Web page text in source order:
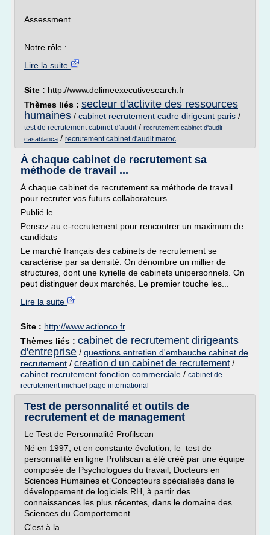
Assessment
Notre rôle :...
Lire la suite
Site : http://www.delimeexecutivesearch.fr
Thèmes liés : secteur d'activite des ressources
humaines / cabinet recrutement cadre dirigeant paris /
test de recrutement cabinet d'audit/ recrutement cabinet d'audit
casablanca / recrutement cabinet d'audit maroc
À chaque cabinet de recrutement sa
méthode de travail ...
À chaque cabinet de recrutement sa méthode de travail
pour recruter vos futurs collaborateurs
Publié le
Pensez au e-recrutement pour rencontrer un maximum de
candidats
Le marché français des cabinets de recrutement se
caractérise par sa densité. On dénombre un millier de
structures, dont une kyrielle de cabinets unipersonnels. On
peut distinguer deux marchés. Le premier touche les...
Lire la suite
Site : http://www.actionco.fr
Thèmes liés : cabinet de recrutement dirigeants
d'entreprise / questions entretien d'embauche cabinet de
recrutement / creation d un cabinet de recrutement/
cabinet recrutement fonction commerciale / cabinet de
recrutement michael page international
Test de personnalité et outils de
recrutement et de management
Le Test de Personnalité Profilscan
Né en 1997, et en constante évolution, le test de
personnalité en ligne Profilscan a été créé par une équipe
composée de Psychologues du travail, Docteurs en
Sciences Humaines et Concepteurs spécialisés dans le
développement de logiciels RH, à partir des
connaissances les plus récentes, dans le domaine des
Sciences du Comportement.
C'est à la...